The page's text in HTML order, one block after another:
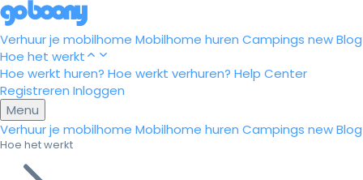
Verhuur je mobilhome Mobilhome huren Campings newBlog
Hoe het werkt
Hoe werkt huren? Hoe werkt verhuren? Help Center
Registreren Inloggen
Menu
Verhuur je mobilhome Mobilhome huren Campings newBlog
Hoe het werkt